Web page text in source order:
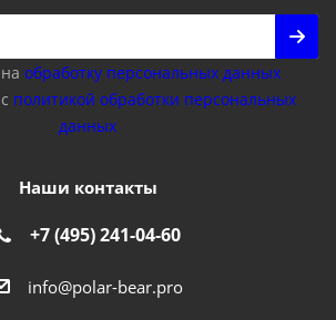
обработку персональных данных
политикой обработки персональных
данных
Наши контакты
+7 (495) 241-04-60
info@polar-bear.pro